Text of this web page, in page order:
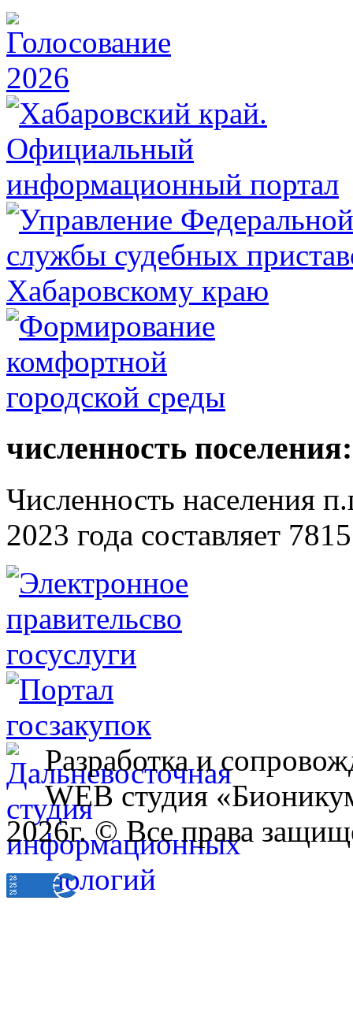
численность поселения:
Численность населения
2023 года составляет
Разработка и
WEB студия
2026г. © Все права